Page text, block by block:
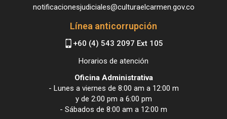
notificacionesjudiciales@culturaelcarmen.gov.co
Línea anticorrupción
+60 (4) 543 2097 Ext 105
Horarios de atención
Oficina Administrativa
- Lunes a viernes de 8:00 am a 12:00 m
y de 2:00 pm a 6:00 pm
- Sábados de 8:00 am a 12:00 m